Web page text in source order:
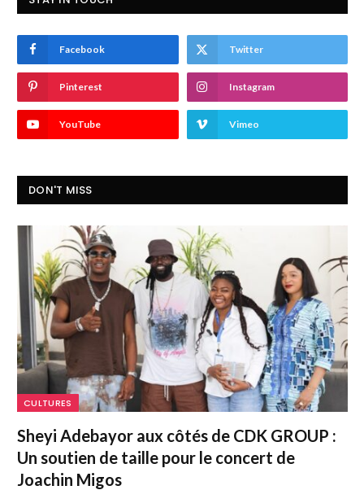
Facebook Twitter
Pinterest Instagram
YouTube Vimeo
DON'T MISS
CULTURES
Sheyi Adebayor aux côtés de CDK GROUP :
Un soutien de taille pour le concert de
Joachin Migos